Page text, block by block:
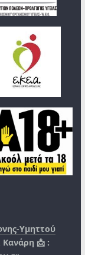
Υμηττού
📩 :